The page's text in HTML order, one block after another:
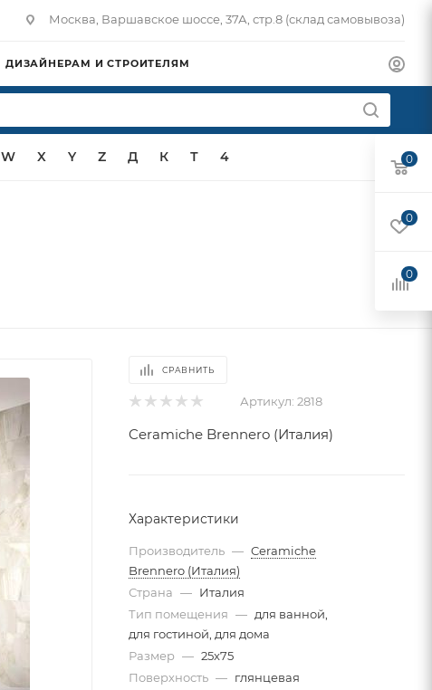
Москва, Варшавское шоссе, 37А, стр.8 (склад самовывоза)
ДИЗАЙНЕРАМ И СТРОИТЕЛЯМ
W X Y Z Д К Т 4
СРАВНИТЬ
Артикул: 2818
Ceramiche Brennero (Италия)
Характеристики
Производитель — Ceramiche
Brennero (Италия)
Страна — Италия
Тип помещения — для ванной,
для гостиной, для дома
Размер — 25x75
Поверхность — глянцевая
0
0
0